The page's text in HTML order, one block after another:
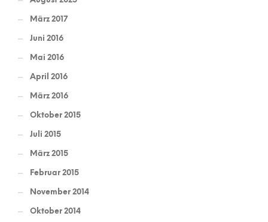
März 2017
Juni 2016
Mai 2016
April 2016
März 2016
Oktober 2015
Juli 2015
März 2015
Februar 2015
November 2014
Oktober 2014